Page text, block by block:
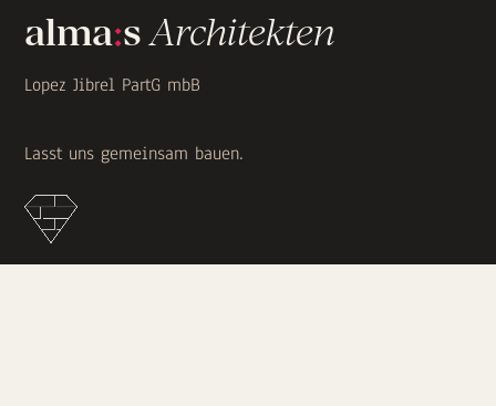
alma:sArchitekten
Lopez Jibrel PartG mbB
Lasst uns gemeinsam bauen.